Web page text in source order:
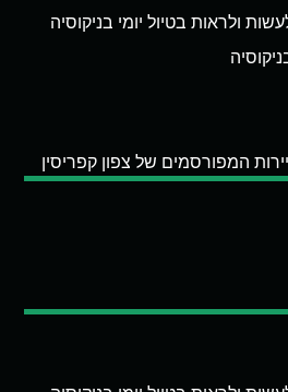
ולראות בטיול יומי בניקוסיה
המפורסמים של צפון קפריסין